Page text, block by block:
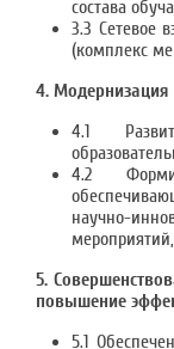
состава
3.3 Сетевое
(комплекс
4.
4.1
4.2
научно-
5.
повышение
5.1